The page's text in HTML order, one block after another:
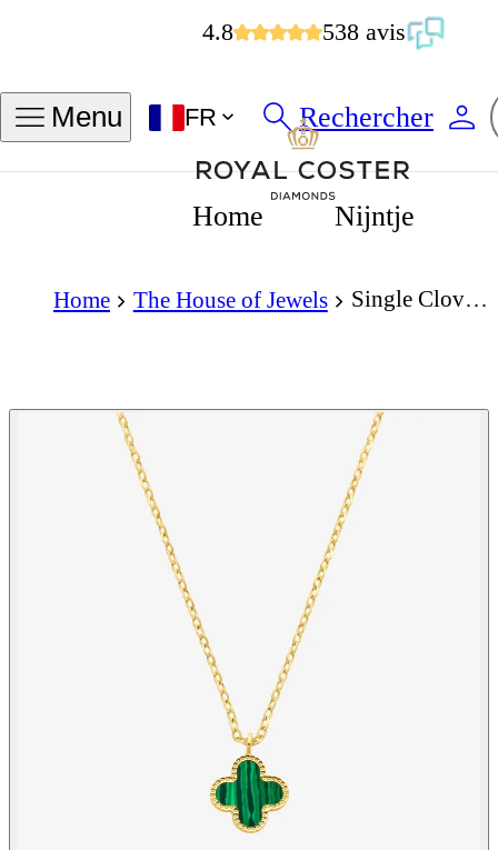
4.8 538 avis
Menu FR Rechercher
Home Nijntje
Home The House of Jewels Single Clover Necklace